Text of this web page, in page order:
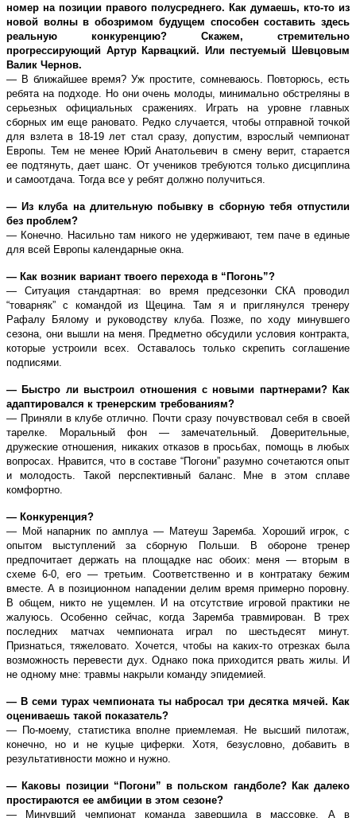
номер на позиции правого полусреднего. Как думаешь, кто-то из
новой волны в обозримом будущем способен составить здесь
реальную конкуренцию? Скажем, стремительно
прогрессирующий Артур Карвацкий. Или пестуемый Шевцовым
Валик Чернов.
— В ближайшее время? Уж простите, сомневаюсь. Повторюсь, есть
ребята на подходе. Но они очень молоды, минимально обстреляны в
серьезных официальных сражениях. Играть на уровне главных
сборных им еще рановато. Редко случается, чтобы отправной точкой
для взлета в 18-19 лет стал сразу, допустим, взрослый чемпионат
Европы. Тем не менее Юрий Анатольевич в смену верит, старается
ее подтянуть, дает шанс. От учеников требуются только дисциплина
и самоотдача. Тогда все у ребят должно получиться.
— Из клуба на длительную побывку в сборную тебя отпустили
без проблем?
— Конечно. Насильно там никого не удерживают, тем паче в единые
для всей Европы календарные окна.
— Как возник вариант твоего перехода в “Погонь”?
— Ситуация стандартная: во время предсезонки СКА проводил
“товарняк” с командой из Щецина. Там я и приглянулся тренеру
Рафалу Бялому и руководству клуба. Позже, по ходу минувшего
сезона, они вышли на меня. Предметно обсудили условия контракта,
которые устроили всех. Оставалось только скрепить соглашение
подписями.
— Быстро ли выстроил отношения с новыми партнерами? Как
адаптировался к тренерским требованиям?
— Приняли в клубе отлично. Почти сразу почувствовал себя в своей
тарелке. Моральный фон — замечательный. Доверительные,
дружеские отношения, никаких отказов в просьбах, помощь в любых
вопросах. Нравится, что в составе “Погони” разумно сочетаются опыт
и молодость. Такой перспективный баланс. Мне в этом сплаве
комфортно.
— Конкуренция?
— Мой напарник по амплуа — Матеуш Заремба. Хороший игрок, с
опытом выступлений за сборную Польши. В обороне тренер
предпочитает держать на площадке нас обоих: меня — вторым в
схеме 6-0, его — третьим. Соответственно и в контратаку бежим
вместе. А в позиционном нападении делим время примерно поровну.
В общем, никто не ущемлен. И на отсутствие игровой практики не
жалуюсь. Особенно сейчас, когда Заремба травмирован. В трех
последних матчах чемпионата играл по шестьдесят минут.
Признаться, тяжеловато. Хочется, чтобы на каких-то отрезках была
возможность перевести дух. Однако пока приходится рвать жилы. И
не одному мне: травмы накрыли команду эпидемией.
— В семи турах чемпионата ты набросал три десятка мячей. Как
оцениваешь такой показатель?
— По-моему, статистика вполне приемлемая. Не высший пилотаж,
конечно, но и не куцые циферки. Хотя, безусловно, добавить в
результативности можно и нужно.
— Каковы позиции “Погони” в польском гандболе? Как далеко
простираются ее амбиции в этом сезоне?
— Минувший чемпионат команда завершила в массовке. А в